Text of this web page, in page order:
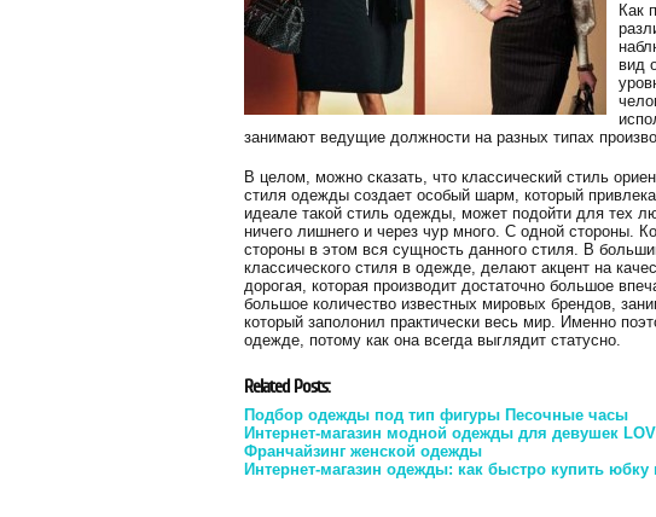
Как
вид
занимают ведущие должности на разных типах
В целом, можно сказать, что классический стиль
стиля одежды создает особый шарм, который
идеале такой стиль одежды, может подойти для тех
ничего лишнего и через чур много. С одной стороны.
стороны в этом вся сущность данного стиля. В
классического стиля в одежде, делают акцент на
дорогая, которая производит достаточно большое
большое количество известных мировых брендов,
который заполонил практически весь мир. Именно
одежде, потому как она всегда выглядит статусно.
Related Posts:
Подбор одежды под тип фигуры Песочные часы
Интернет-магазин модной одежды для девушек
Франчайзинг женской одежды
Интернет-магазин одежды: как быстро купить юбку